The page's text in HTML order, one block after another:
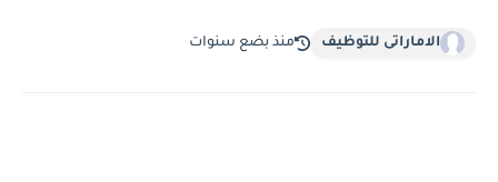
الاماراتى للتوظيف منذ بضع سنوات